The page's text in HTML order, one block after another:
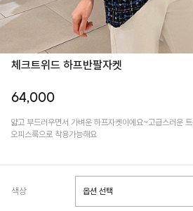
체크트위드 하프반팔자켓
64,000
얇고 부드러우면서 가벼운 하프자켓이에요~고급스러운
오피스룩으로 착용가능해요
색상